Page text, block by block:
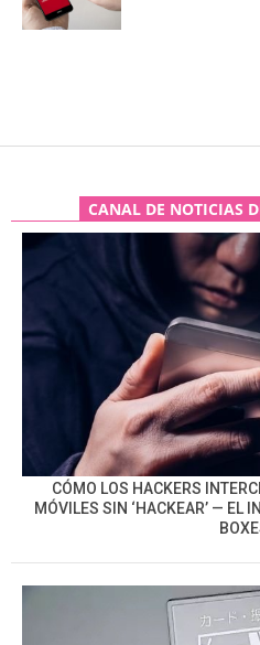
CANAL DE NOTICIAS
CÓMO LOS HACKERS
MÓVILES SIN ‘HACKEAR’ — EL